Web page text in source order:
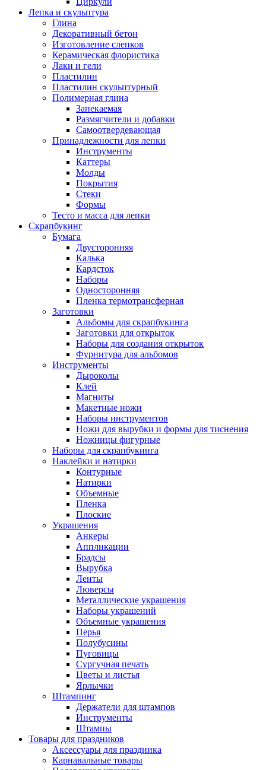
Лепка и скульптура
Глина
Декоративный бетон
Изготовление слепков
Керамическая флористика
Лаки и гели
Пластилин
Пластилин скульптурный
Полимерная глина
Запекаемая
Размягчители и добавки
Самоотвердевающая
Принадлежности для лепки
Инструменты
Каттеры
Молды
Покрытия
Стеки
Формы
Тесто и масса для лепки
Скрапбукинг
Бумага
Двусторонняя
Калька
Кардсток
Наборы
Односторонняя
Пленка термотрансферная
Заготовки
Альбомы для скрапбукинга
Заготовки для открыток
Наборы для создания открыток
Фурнитура для альбомов
Инструменты
Дыроколы
Клей
Магниты
Макетные ножи
Наборы инструментов
Ножи для вырубки и формы для тиснения
Ножницы фигурные
Наборы для скрапбукинга
Наклейки и натирки
Контурные
Натирки
Объемные
Пленка
Плоские
Украшения
Анкеры
Аппликации
Брадсы
Вырубка
Ленты
Люверсы
Металлические украшения
Наборы украшений
Объемные украшения
Перья
Полубусины
Пуговицы
Сургучная печать
Цветы и листья
Ярлычки
Штампинг
Держатели для штампов
Инструменты
Штампы
Товары для праздников
Аксессуары для праздника
Карнавальные товары